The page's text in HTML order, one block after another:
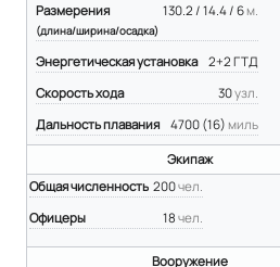
130.2 / 14.4 / 6 м.
Размерения
(длина/ширина/осадка)
2+2 ГТД
Энергетическая установка
30узл.
Скорость хода
4700 (16) миль
Дальность плавания
Экипаж
200чел.
Общая численность
18 чел.
Офицеры
Вооружение